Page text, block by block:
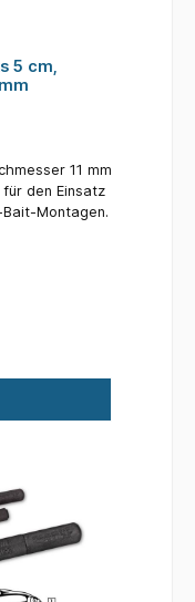
5 cm,
11 mm
den Einsatz
Montagen.